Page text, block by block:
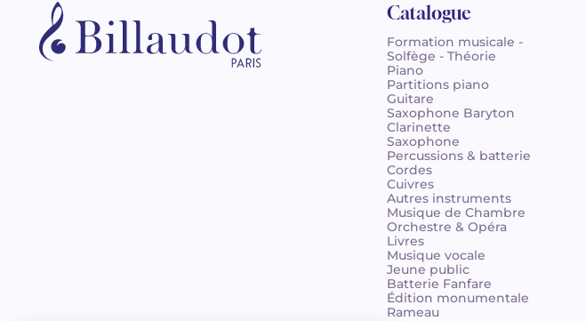
Catalogue
Formation musicale -
Solfège - Théorie
Piano
Partitions piano
Guitare
Saxophone Baryton
Clarinette
Saxophone
Percussions & batterie
Cordes
Cuivres
Autres instruments
Musique de Chambre
Orchestre & Opéra
Livres
Musique vocale
Jeune public
Batterie Fanfare
Édition monumentale
Rameau